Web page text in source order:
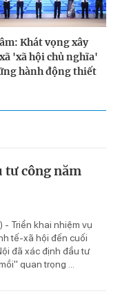
Khát vọng xây
'xã hội chủ nghĩa'
hành động thiết
tư công năm
- Triển khai nhiệm vụ
tế-xã hội đến cuối
đã xác định đầu tư
quan trọng ...